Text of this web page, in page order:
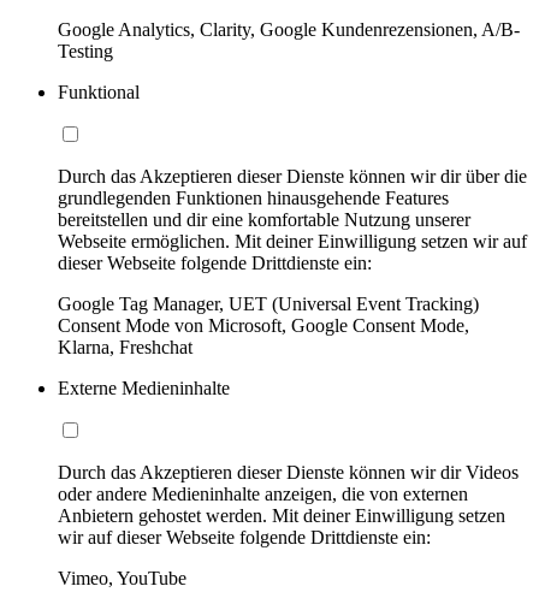
Google Analytics, Clarity, Google Kundenrezensionen, A/B-
Testing
Funktional
Durch das Akzeptieren dieser Dienste können wir dir über die
grundlegenden Funktionen hinausgehende Features
bereitstellen und dir eine komfortable Nutzung unserer
Webseite ermöglichen. Mit deiner Einwilligung setzen wir auf
dieser Webseite folgende Drittdienste ein:
Google Tag Manager, UET (Universal Event Tracking)
Consent Mode von Microsoft, Google Consent Mode,
Klarna, Freshchat
Externe Medieninhalte
Durch das Akzeptieren dieser Dienste können wir dir Videos
oder andere Medieninhalte anzeigen, die von externen
Anbietern gehostet werden. Mit deiner Einwilligung setzen
wir auf dieser Webseite folgende Drittdienste ein:
Vimeo, YouTube